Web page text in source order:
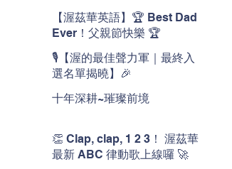
【渥茲華英語】🏆 Best Dad
Ever！父親節快樂 🏆
🎙️【渥的最佳聲力軍｜最終入
選名單揭曉】🎉
十年深耕~璀璨前境
👏 Clap, clap, 1 2 3！ 渥茲華
最新 ABC 律動歌上線囉 🚀